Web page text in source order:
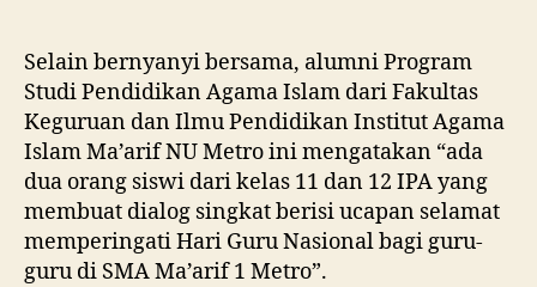
Selain bernyanyi bersama, alumni Program
Studi Pendidikan Agama Islam dari Fakultas
Keguruan dan Ilmu Pendidikan Institut Agama
Islam Ma’arif NU Metro ini mengatakan “ada
dua orang siswi dari kelas 11 dan 12 IPA yang
membuat dialog singkat berisi ucapan selamat
memperingati Hari Guru Nasional bagi guru-
guru di SMA Ma’arif 1 Metro”.